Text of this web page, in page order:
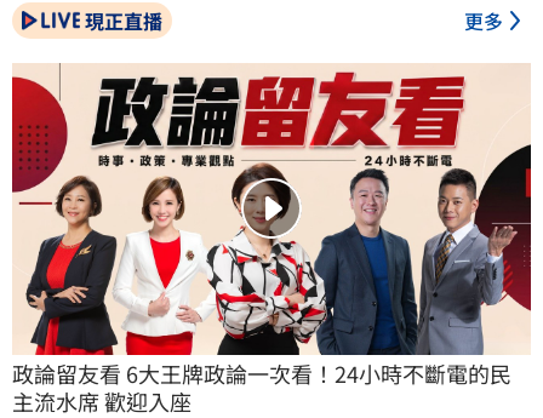
現正直播 更多
政論留友看 6大王牌政論一次看！24小時不斷電的民
主流水席 歡迎入座